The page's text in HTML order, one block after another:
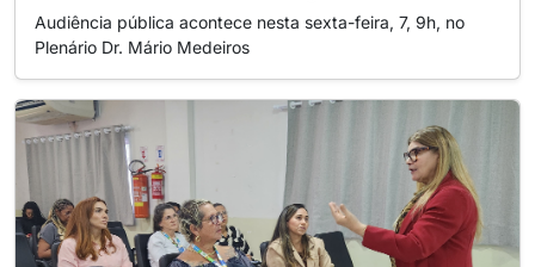
Audiência pública acontece nesta sexta-feira, 7, 9h, no
Plenário Dr. Mário Medeiros